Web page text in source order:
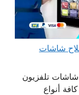
تلفزيونات 55880595 إصلاح شاشات
شاشات تلفزيون
أنواع